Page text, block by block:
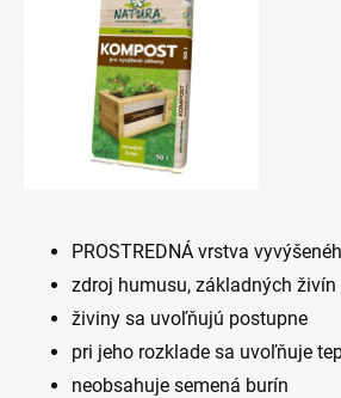
PROSTREDNÁ vrstva
zdroj humusu, základných
živiny sa uvoľňujú postupne
pri jeho rozklade sa uvoľňuje
neobsahuje semená burín